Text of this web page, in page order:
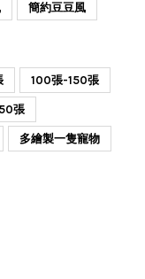
簡約豆豆風
100張-150張
張
多繪製一隻寵物